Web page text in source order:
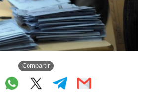
Compartir